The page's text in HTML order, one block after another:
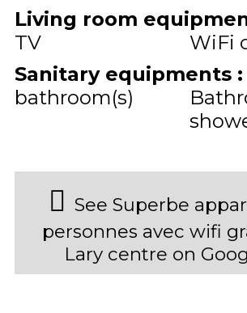
Living room
TV
WiFi
Sanitary equipments :
bathroom(s)
See Superbe
personnes avec wifi
Lary centre on